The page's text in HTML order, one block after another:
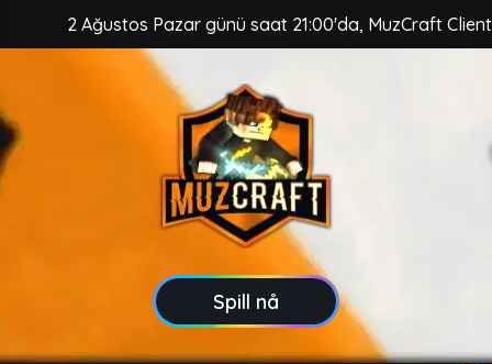
2 Ağustos Pazar günü saat 21:00'da, MuzCraft Client
Spill nå